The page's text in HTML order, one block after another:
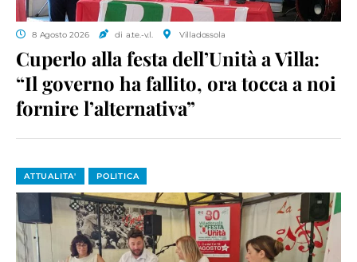
8 Agosto 2026 di a.te.-v.l. Villadossola
Cuperlo alla festa dell’Unità a Villa:
“Il governo ha fallito, ora tocca a noi
fornire l’alternativa”
ATTUALITA' POLITICA